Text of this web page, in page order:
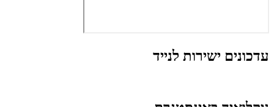
עדכונים ישירות לנייד